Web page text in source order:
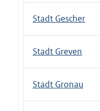
Stadt Gescher
Stadt Greven
Stadt Gronau